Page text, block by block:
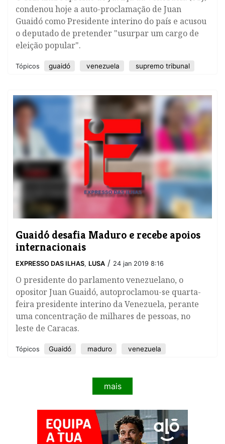
condenou hoje a auto-proclamação de Juan
Guaidó como Presidente interino do país e acusou
o deputado de pretender "usurpar um cargo de
eleição popular".
Tópicos guaidó venezuela supremo tribunal
​Guaidó desafia Maduro e recebe apoios
internacionais
EXPRESSO DAS ILHAS, LUSA / 24 jan 2019 8:16
O presidente do parlamento venezuelano, o
opositor Juan Guaidó, autoproclamou-se quarta-
feira presidente interino da Venezuela, perante
uma concentração de milhares de pessoas, no
leste de Caracas.
Tópicos Guaidó maduro venezuela
mais